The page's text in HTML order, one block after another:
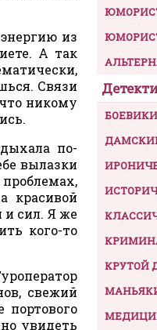
из
А так
Связи
никому
по-
вылазки
красивой
и сил. Я же
кого-то
свежий
портового
увидеть
БОЕВИКИ
КРУТОЙ